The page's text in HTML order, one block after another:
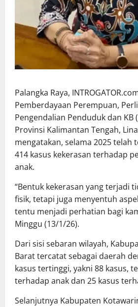
Palangka Raya,
Pemberdayaan Perempuan,
Pengendalian Penduduk dan KB
Provinsi Kalimantan Tengah,
mengatakan, selama 2025 telah
414 kasus kekerasan terhadap
anak.
“Bentuk kekerasan yang terjadi
fisik, tetapi juga menyentuh
tentu menjadi perhatian bagi
Minggu (13/1/26).
Dari sisi sebaran wilayah,
Barat tercatat sebagai daerah
kasus tertinggi, yakni 88 kasus,
terhadap anak dan 25 kasus
Selanjutnya Kabupaten